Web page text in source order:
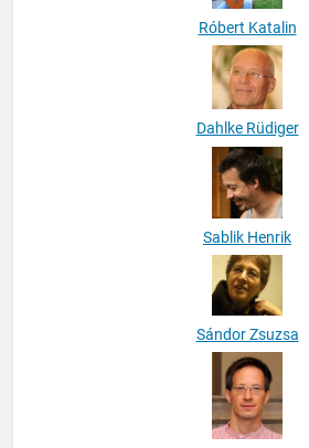
Róbert Katalin
Dahlke Rüdiger
Sablik Henrik
Sándor Zsuzsa